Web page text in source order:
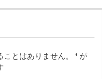
とはありません。 * が